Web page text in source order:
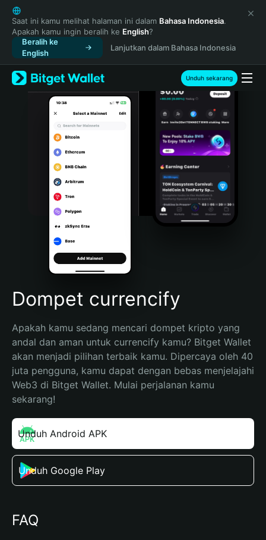
English
日本語
Tiếng Việt
Русский
Español (Latinoamérica)
Türkçe
Italiano
Português (Portugal)
Bahasa Indonesia
Português (Brasil)
Español (Argentina)
Saat ini kamu melihat halaman ini dalam Bahasa Indonesia.
Apakah kamu ingin beralih ke English?
Beralih ke
English
Lanjutkan dalam Bahasa Indonesia
Unduh sekarang
Dompet currencify
Apakah kamu sedang mencari dompet kripto yang
andal dan aman untuk currencify kamu? Bitget Wallet
akan menjadi pilihan terbaik kamu. Dipercaya oleh 40
juta pengguna, kamu dapat dengan bebas menjelajahi
Web3 di Bitget Wallet. Mulai perjalanan kamu
sekarang!
Unduh Android APK
Unduh Google Play
FAQ